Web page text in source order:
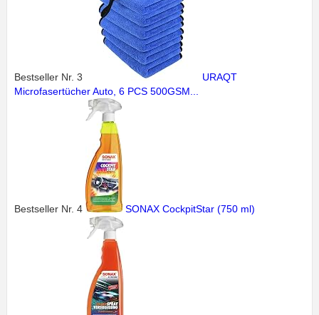
Bestseller Nr. 3
URAQT
Microfasertücher Auto, 6 PCS 500GSM...
Bestseller Nr. 4 SONAX CockpitStar (750 ml)